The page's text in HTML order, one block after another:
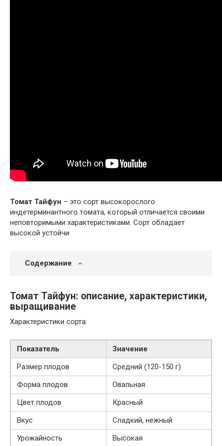
Томат Тайфун – это сорт высокорослого
индетерминантного томата, который отличается своими
неповторимыми характеристиками. Сорт обладает
высокой устойчи
Содержание
Томат Тайфун: описание, характеристики,
выращивание
Характеристики сорта:
Показатель
Значение
Размер плодов
Средний (120-150 г)
Форма плодов
Овальная
Цвет плодов
Красный
Вкус
Сладкий, нежный
Урожайность
Высокая